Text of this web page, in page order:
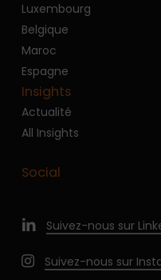
Luxembourg
Belgique
Maroc
Espagne
Insights
Actualité
All Insights
Social
Suivez-nous sur
Suivez-nous sur